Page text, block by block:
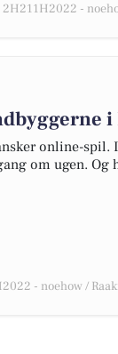
-
online-spil.
om ugen.
- noehow /